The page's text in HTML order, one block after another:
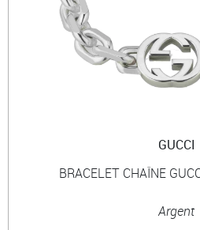
GUCCI
BRACELET CHAÎNE
Argent